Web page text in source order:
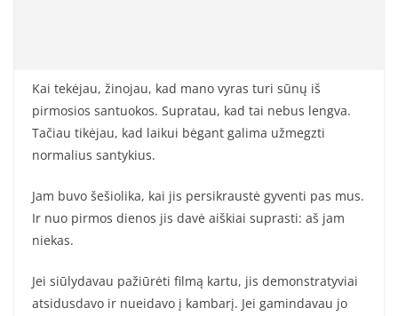
Kai tekėjau, žinojau, kad mano vyras turi sūnų iš
pirmosios santuokos. Supratau, kad tai nebus lengva.
Tačiau tikėjau, kad laikui bėgant galima užmegzti
normalius santykius.
Jam buvo šešiolika, kai jis persikraustė gyventi pas mus.
Ir nuo pirmos dienos jis davė aiškiai suprasti: aš jam
niekas.
Jei siūlydavau pažiūrėti filmą kartu, jis demonstratyviai
atsidusdavo ir nueidavo į kambarį. Jei gamindavau jo